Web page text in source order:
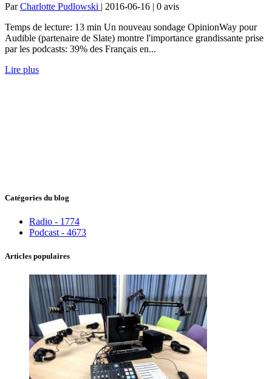
ParCharlotte Pudlowski | 2016-06-16 | 0 avis
Temps de lecture: 13 min Un nouveau sondage OpinionWay pour
Audible (partenaire de Slate) montre l'importance grandissante prise
par les podcasts: 39% des Français en...
Lire plus
Catégories du blog
Radio - 1774
Podcast - 4673
Articles populaires